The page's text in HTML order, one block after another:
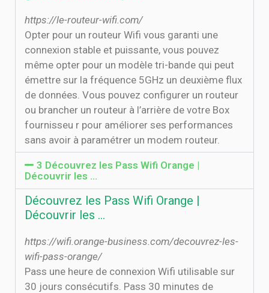
https://le-routeur-wifi.com/
Opter pour un routeur Wifi vous garanti une
connexion stable et puissante, vous pouvez
même opter pour un modèle tri-bande qui peut
émettre sur la fréquence 5GHz un deuxième flux
de données. Vous pouvez configurer un routeur
ou brancher un routeur à l’arrière de votre Box
fournisseu r pour améliorer ses performances
sans avoir à paramétrer un modem routeur.
3 Découvrez les Pass Wifi Orange |
Découvrir les …
Découvrez les Pass Wifi Orange |
Découvrir les …
https://wifi.orange-business.com/decouvrez-les-
wifi-pass-orange/
Pass une heure de connexion Wifi utilisable sur
30 jours consécutifs. Pass 30 minutes de